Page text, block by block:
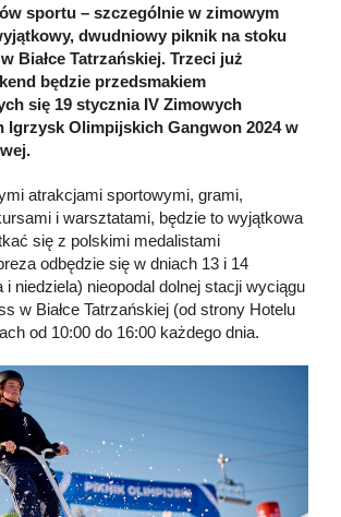
sportu – szczególnie w zimowym
dwudniowy piknik na stoku
Białce Tatrzańskiej. Trzeci już
będzie przedsmakiem
się 19 stycznia IV Zimowych
Igrzysk Olimpijskich Gangwon 2024 w
atrakcjami sportowymi, grami,
i warsztatami, będzie to wyjątkowa
się z polskimi medalistami
odbędzie się w dniach 13 i 14
niedziela) nieopodal dolnej stacji wyciągu
w Białce Tatrzańskiej (od strony Hotelu
od 10:00 do 16:00 każdego dnia.